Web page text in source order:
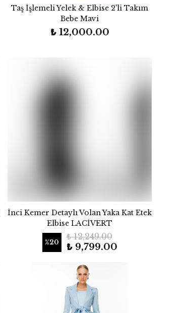
Taş İşlemeli Yelek & Elbise 2'li Takım
Bebe Mavi
₺ 12,000.00
İnci Kemer Detaylı Volan Yaka Kat Etek
Elbise LACİVERT
%20
₺ 12,249.00
₺ 9,799.00